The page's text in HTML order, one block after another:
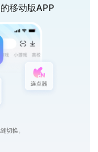
斗协助。
移动版APP
切换。